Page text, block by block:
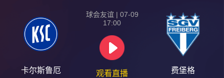
卡尔斯鲁厄
球会友谊 | 07-09
17:00
观看直播 费堡格